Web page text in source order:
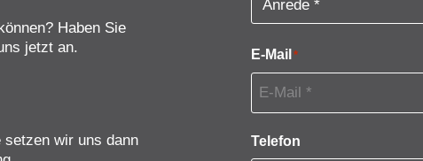
Haben Sie
jetzt an.
setzen wir uns dann
E-Mail *
Telefon